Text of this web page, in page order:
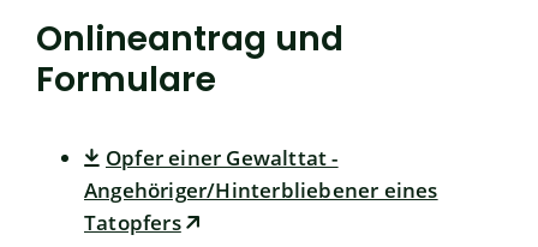
Onlineantrag und
Formulare
Opfer einer Gewalttat -
Angehöriger/Hinterbliebener eines
Tatopfers